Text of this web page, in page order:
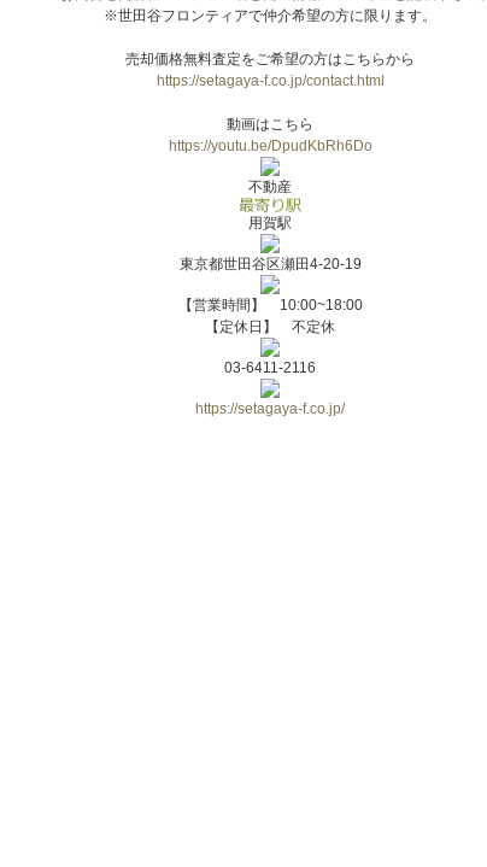
※世田谷フロンティアで仲介希望の方に限ります。
売却価格無料査定をご希望の方はこちらから
https://setagaya-f.co.jp/contact.html
動画はこちら
https://youtu.be/DpudKbRh6Do
不動産
用賀駅
東京都世田谷区瀬田4-20-19
【営業時間】 10:00~18:00
【定休日】 不定休
03-6411-2116
https://setagaya-f.co.jp/